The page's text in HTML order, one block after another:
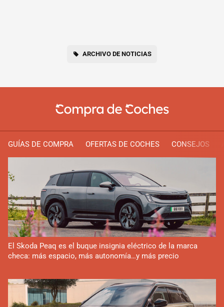
ARCHIVO DE NOTICIAS
GUÍAS DE COMPRA OFERTAS DE COCHES CONSEJOS
El Skoda Peaq es el buque insignia eléctrico de la marca
checa: más espacio, más autonomía…y más precio